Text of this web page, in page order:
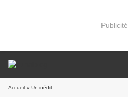
Publicité
Accueil » Un inédit...